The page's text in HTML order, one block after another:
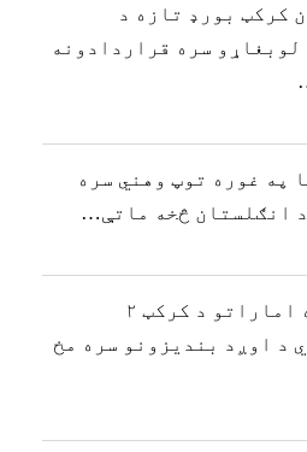
کرکټ بورډ تازه د
لوبغاړو سره قراردادونه
په غوره توپ وهني سره
انګلستان څخه ماتې…
د متحده اماراتو د کرکټ ۲
د اوږد بندیزونو سره مخ